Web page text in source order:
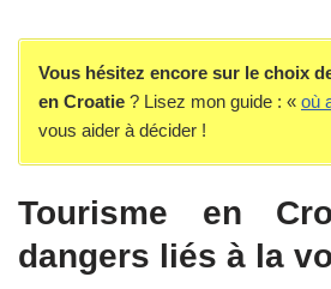
Vous hésitez encore sur le choix
en Croatie ? Lisez mon guide : « où
vous aider à décider !
Tourisme en
dangers liés à la